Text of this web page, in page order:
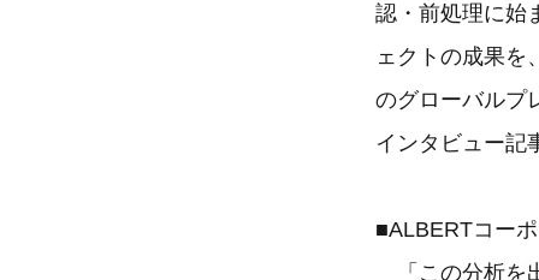
認・前処理に始
ェクトの成果
のグローバルプ
インタビュー記
■ALBERTコー
「この分析を